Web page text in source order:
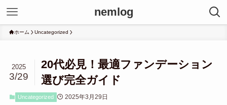
nemlog
ホーム Uncategorized
20代必見！最適ファンデーション
選び完全ガイド
2025
3/29
Uncategorized 2025年3月29日